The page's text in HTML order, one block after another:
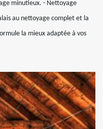
minutieux. - Nettoyage
au nettoyage complet et la
la mieux adaptée à vos